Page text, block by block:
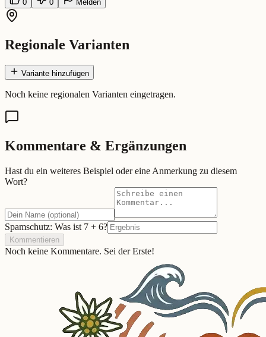
0
0 Melden
Regionale Varianten
Variante hinzufügen
Noch keine regionalen Varianten eingetragen.
Kommentare & Ergänzungen
Hast du ein weiteres Beispiel oder eine Anmerkung zu diesem
Wort?
Spamschutz: Was ist 7 + 6?
Kommentieren
Noch keine Kommentare. Sei der Erste!